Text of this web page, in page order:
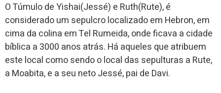
O Túmulo de Yishai(Jessé) e Ruth(Rute), é
considerado um sepulcro localizado em Hebron, em
cima da colina em Tel Rumeida, onde ficava a cidade
bíblica a 3000 anos atrás. Há aqueles que atribuem
este local como sendo o local das sepulturas a Rute,
a Moabita, e a seu neto Jessé, pai de Davi.